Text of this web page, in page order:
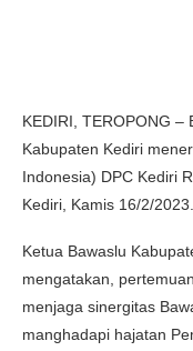
KEDIRI, TEROPONG –
Kabupaten Kediri
Indonesia) DPC Kediri
Kediri, Kamis 16/2/2023.
Ketua Bawaslu
mengatakan,
menjaga sinergitas
manghadapi hajatan